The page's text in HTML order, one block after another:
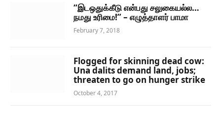
“இடஒதுக்கீடு என்பது சலுகையல்ல…
நமது உரிமை!” – எழுத்தாளர் பாமா
February 7, 2018
Flogged for skinning dead cow:
Una dalits demand land, jobs;
threaten to go on hunger strike
October 4, 2017